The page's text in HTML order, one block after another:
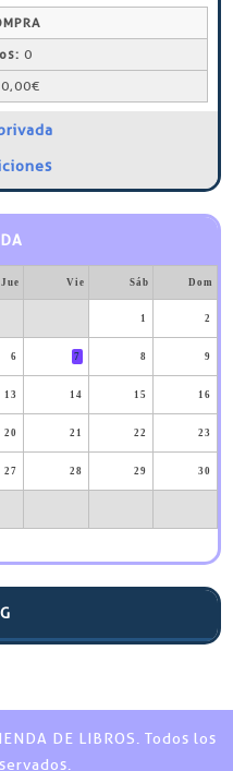
0
0,00€
Jue Vie Sáb Dom
1 2
6 7 8 9
13 14 15 16
20 21 22 23
27 28 29 30
DE LIBROS. Todos los